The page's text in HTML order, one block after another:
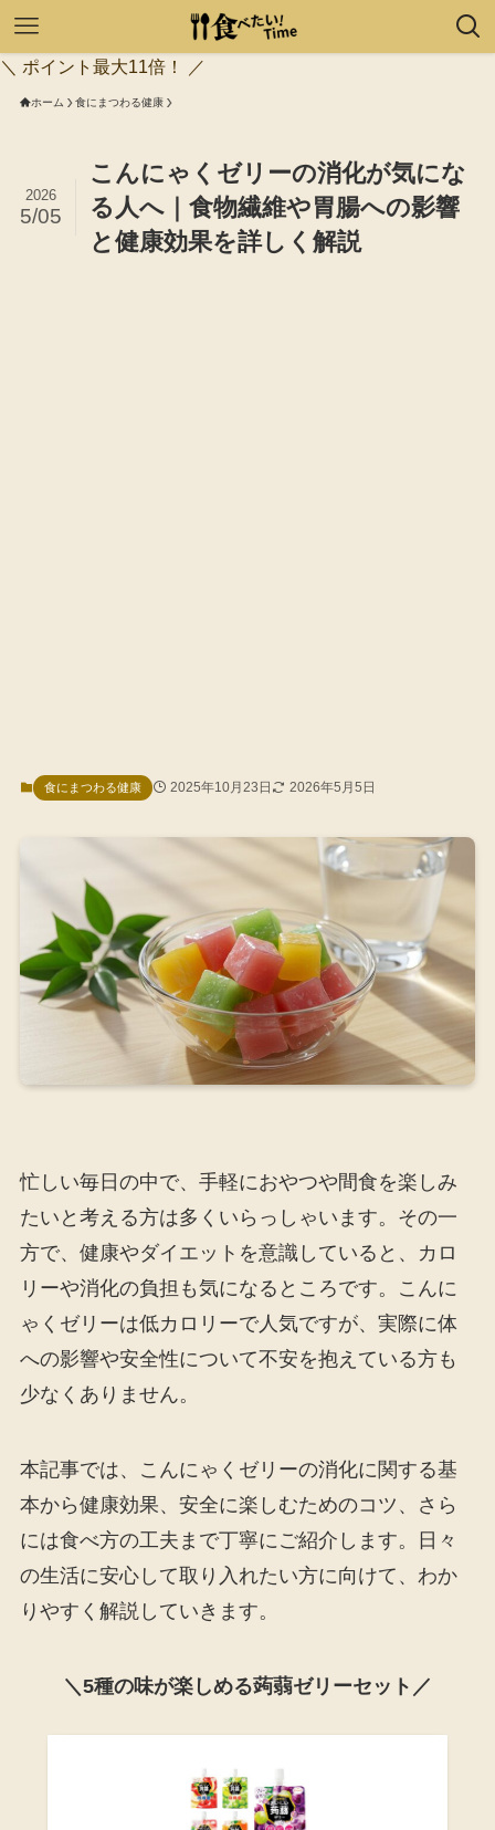
＼ ポイント最大11倍！ ／
ホーム 食にまつわる健康
こんにゃくゼリーの消化が気にな
る人へ｜食物繊維や胃腸への影響
と健康効果を詳しく解説
2026
5/05
食にまつわる健康 2025年10月23日 2026年5月5日
忙しい毎日の中で、手軽におやつや間食を楽しみ
たいと考える方は多くいらっしゃいます。その一
方で、健康やダイエットを意識していると、カロ
リーや消化の負担も気になるところです。こんに
ゃくゼリーは低カロリーで人気ですが、実際に体
への影響や安全性について不安を抱えている方も
少なくありません。
本記事では、こんにゃくゼリーの消化に関する基
本から健康効果、安全に楽しむためのコツ、さら
には食べ方の工夫まで丁寧にご紹介します。日々
の生活に安心して取り入れたい方に向けて、わか
りやすく解説していきます。
＼5種の味が楽しめる蒟蒻ゼリーセット／